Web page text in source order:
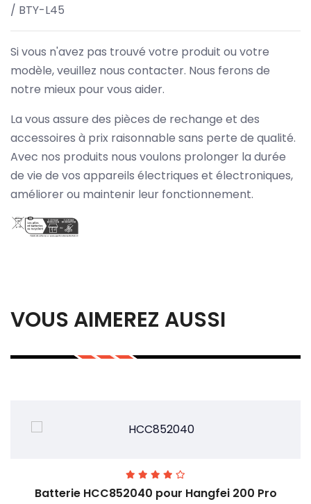
/ BTY-L45
Si vous n'avez pas trouvé votre produit ou votre
modèle, veuillez nous contacter. Nous ferons de
notre mieux pour vous aider.
La vous assure des pièces de rechange et des
accessoires à prix raisonnable sans perte de qualité.
Avec nos produits nous voulons prolonger la durée
de vie de vos appareils électriques et électroniques,
améliorer ou maintenir leur fonctionnement.
VOUS AIMEREZ AUSSI
Batterie HCC852040 pour Hangfei 200 Pro